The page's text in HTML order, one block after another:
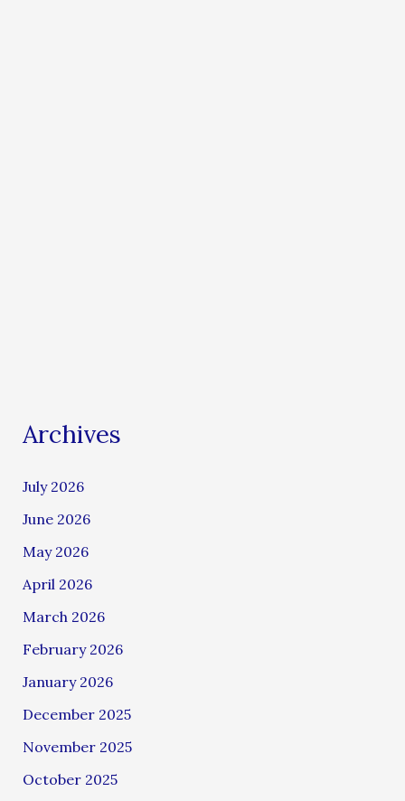
Archives
July 2026
June 2026
May 2026
April 2026
March 2026
February 2026
January 2026
December 2025
November 2025
October 2025